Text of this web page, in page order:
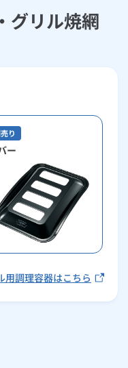
グリル焼網
り
ー
用調理容器はこちら